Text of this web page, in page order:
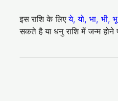
इस राशि के लिएये, यो, भा, भी,
सकते है या धनु राशि में जन्म